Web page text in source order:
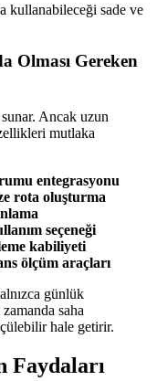
kullanabileceği sade ve
Olması Gereken
Ancak uzun
mutlaka
entegrasyonu
rota oluşturma
seçeneği
kabiliyeti
ölçüm araçları
günlük
saha
hale getirir.
Faydaları